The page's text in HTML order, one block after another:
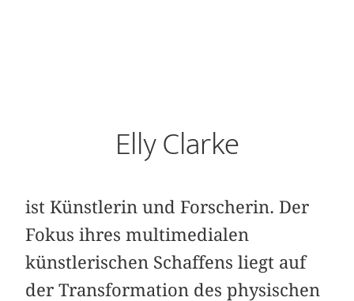
Elly Clarke
ist Künstlerin und Forscherin. Der
Fokus ihres multimedialen
künstlerischen Schaffens liegt auf
der Transformation des physischen